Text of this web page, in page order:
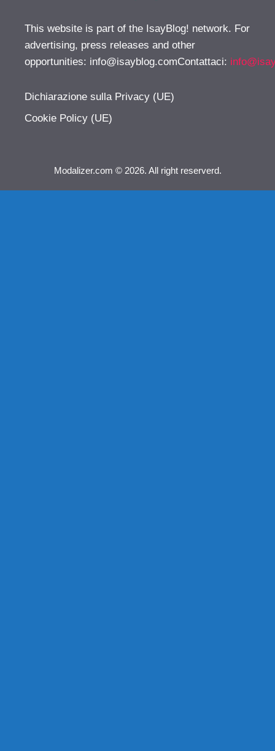
This website is part of the IsayBlog! network. For
advertising, press releases and other
opportunities: info@isayblog.comContattaci:
Dichiarazione sulla Privacy (UE)
Cookie Policy (UE)
Modalizer.com © 2026. All right reserverd.